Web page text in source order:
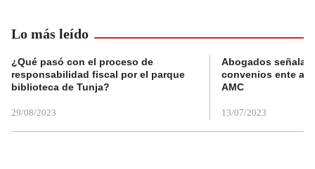
Lo más leído
¿Qué pasó con el proceso de
responsabilidad fiscal por el parque
biblioteca de Tunja?
29/08/2023
Abogados
convenios ente
AMC
13/07/2023